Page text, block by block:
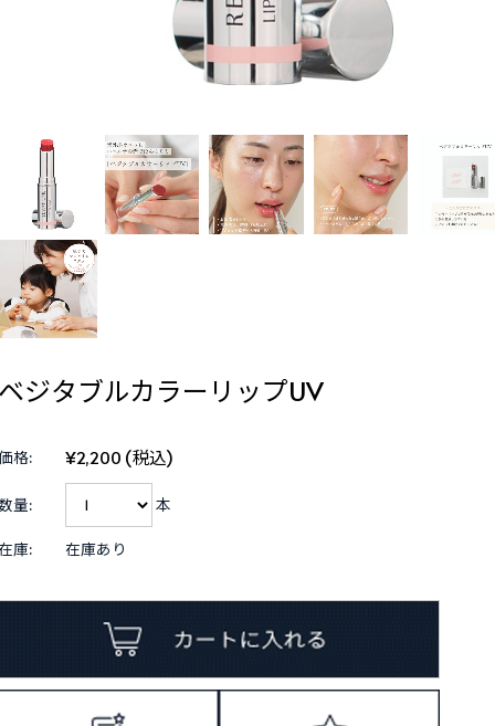
ジタブルカラーリップUV
格: ¥2,200 (税込)
量: 本
庫: 在庫あり